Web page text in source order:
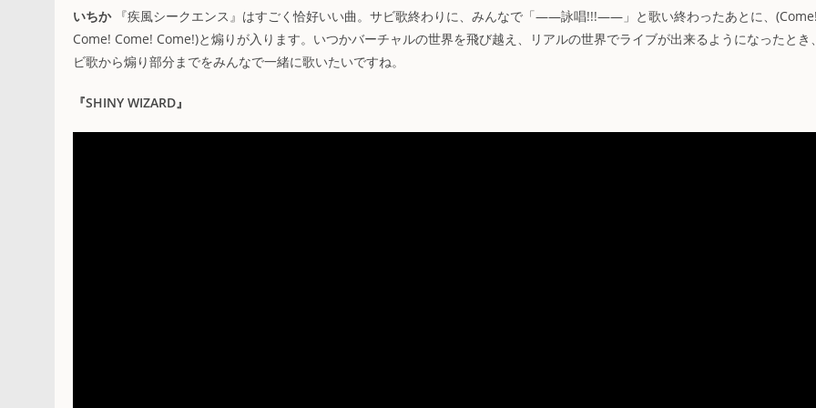
いちか『疾風シークエンス』はすごく恰好いい曲。サビ歌終わりに、みんなで「――詠唱!!!――」と歌い終わったあとに、
Come! Come! Come!)と煽りが入ります。いつかバーチャルの世界を飛び越え、リアルの世界でライブが出来るようになったとき
ビ歌から煽り部分までをみんなで一緒に歌いたいですね。
『SHINY WIZARD』